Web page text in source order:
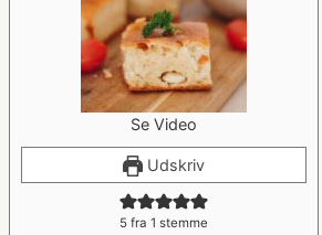
Se Video
Udskriv
5 fra 1 stemme